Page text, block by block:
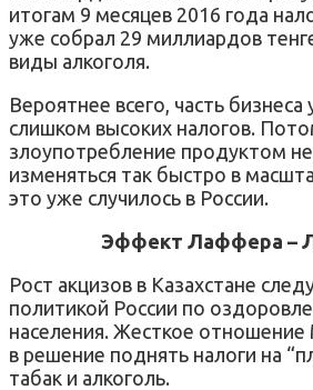
итогам 9 месяцев 2016 года
уже собрал 29 миллиардов
виды алкоголя.
Вероятнее всего, часть
слишком высоких налогов.
злоупотребление продуктом
изменяться так быстро в
это уже случилось в России.
Эффект Лаффера –
Рост акцизов в Казахстане
политикой России по
населения. Жесткое
в решение поднять налоги на
табак и алкоголь.